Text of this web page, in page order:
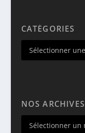
CATÉGORIES
NOS ARCHIVES